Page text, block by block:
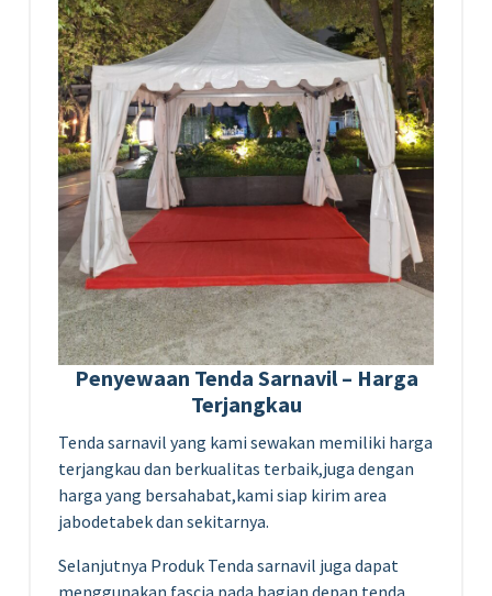
Penyewaan Tenda Sarnavil – Harga
Terjangkau
Tenda sarnavil yang kami sewakan memiliki harga
terjangkau dan berkualitas terbaik,juga dengan
harga yang bersahabat,kami siap kirim area
jabodetabek dan sekitarnya.
Selanjutnya Produk Tenda sarnavil juga dapat
menggunakan fascia pada bagian depan tenda